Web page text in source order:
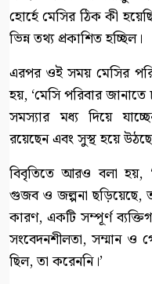
হোর্হে মেসির ঠিক কী
ভিন্ন তথ্য প্রকাশিত হচ্ছিল।
এরপর ওই সময় মেসির
হয়, ‘মেসি পরিবার জানাতে
সমস্যার মধ্য দিয়ে
রয়েছেন এবং সুস্থ হয়ে
বিবৃতিতে আরও বলা হয়,
গুজব ও জল্পনা ছড়িয়েছে,
কারণ, একটি সম্পূর্ণ
সংবেদনশীলতা, সম্মান ও
ছিল, তা করেননি।’